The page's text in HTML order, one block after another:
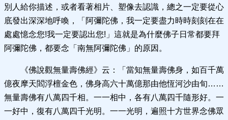
別人給你描述，或者看著相片、塑像去認識，總之一定要從心
底發出深深地呼喚，「阿彌陀佛，我一定要盡力時時刻刻在在
處處憶念您!我一定要認出您!」這就是為什麼佛子日常都要拜
阿彌陀佛，都要念「南無阿彌陀佛」的原因。
《佛說觀無量壽佛經》云：「當知無量壽佛身，如百千萬
億夜摩天閻浮檀金色，佛身高六十萬億那由他恆河沙由旬……
無量壽佛有八萬四千相。一一相中，各有八萬四千隨形好。一
一好中，復有八萬四千光明。一一光明，遍照十方世界念佛眾